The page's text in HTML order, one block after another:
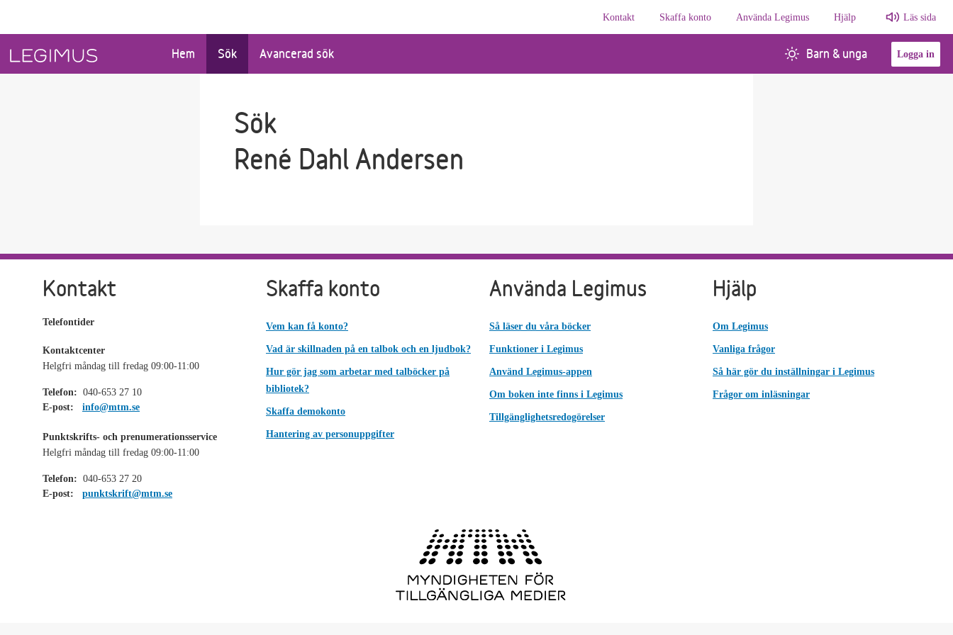
Kontakt
Skaffa konto Använda Legimus Hjälp Läs sida
Hem Sök Avancerad sök Barn & unga Logga in
Sök
René Dahl Andersen
Kontakt
Telefontider
Kontaktcenter
Helgfri måndag till fredag 09:00-11:00
Telefon: 040-653 27 10
E-post:
info@mtm.se
Punktskrifts- och prenumerationsservice
Helgfri måndag till fredag 09:00-11:00
Telefon: 040-653 27 20
E-post:
punktskrift@mtm.se
Skaffa konto
Vem kan få konto?
Vad är skillnaden på en talbok och en ljudbok?
Hur gör jag som arbetar med talböcker på
bibliotek?
Skaffa demokonto
Hantering av personuppgifter
Använda Legimus
Så läser du våra böcker
Funktioner i Legimus
Använd Legimus-appen
Om boken inte finns i Legimus
Tillgänglighetsredogörelser
Hjälp
Om Legimus
Vanliga frågor
Så här gör du inställningar i Legimus
Frågor om inläsningar